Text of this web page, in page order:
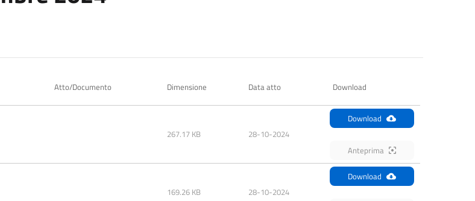
Atto/Documento Dimensione Data atto Download
267.17 KB 28-10-2024
Download
Anteprima
169.26 KB 28-10-2024
Download